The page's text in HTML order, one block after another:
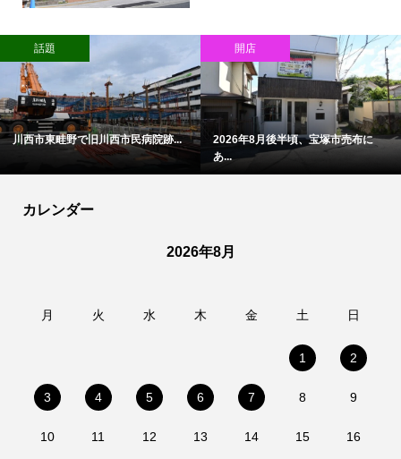
話題
川西市東畦野で旧川西市民病院跡...
開店
2026年8月後半頃、宝塚市売布に
あ...
カレンダー
2026年8月
月 火 水 木 金 土 日
1 2
3 4 5 6 7 8 9
10 11 12 13 14 15 16